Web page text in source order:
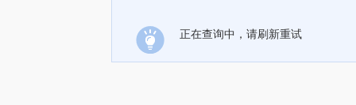
正在查询中，请刷新重试